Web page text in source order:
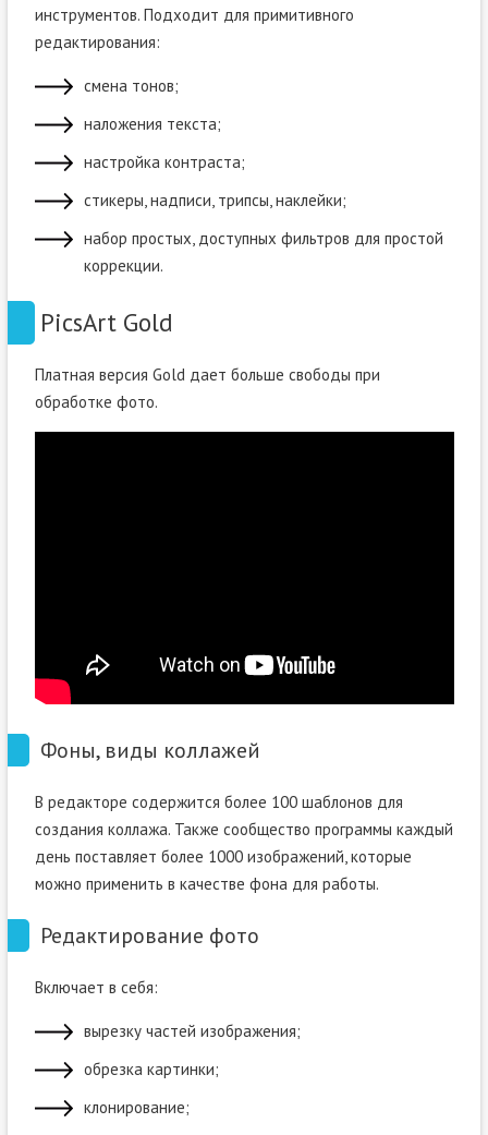
инструментов. Подходит для примитивного
редактирования:
смена тонов;
наложения текста;
настройка контраста;
стикеры, надписи, трипсы, наклейки;
набор простых, доступных фильтров для простой
коррекции.
PicsArt Gold
Платная версия Gold дает больше свободы при
обработке фото.
Фоны, виды коллажей
В редакторе содержится более 100 шаблонов для
создания коллажа. Также сообщество программы каждый
день поставляет более 1000 изображений, которые
можно применить в качестве фона для работы.
Редактирование фото
Включает в себя:
вырезку частей изображения;
обрезка картинки;
клонирование;